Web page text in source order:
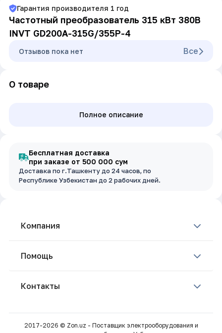
Гарантия производителя 1 год
Частотный преобразователь 315 кВт 380В
INVT GD200A-315G/355P-4
Oтзывов пока нет Все
О товаре
Полное описание
Бесплатная доставка
при заказе от 500 000 сум
Доставка по г.Ташкенту до 24 часов, по
Республике Узбекистан до 2 рабочих дней.
Компания
Помощь
Контакты
2017-2026 © Zon.uz - Поставщик электрооборудования и